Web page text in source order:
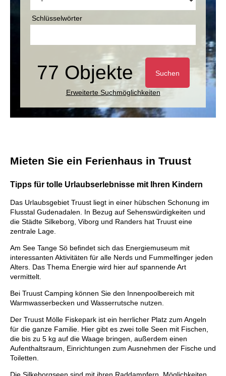
Schlüsselwörter
77 Objekte Suchen
Erweiterte Suchmöglichkeiten
Mieten Sie ein Ferienhaus in Truust
Tipps für tolle Urlaubserlebnisse mit Ihren Kindern
Das Urlaubsgebiet Truust liegt in einer hübschen Schonung im
Flusstal Gudenadalen. In Bezug auf Sehenswürdigkeiten und
die Städte Silkeborg, Viborg und Randers hat Truust eine
zentrale Lage.
Am See Tange Sö befindet sich das Energiemuseum mit
interessanten Aktivitäten für alle Nerds und Fummelfinger jeden
Alters. Das Thema Energie wird hier auf spannende Art
vermittelt.
Bei Truust Camping können Sie den Innenpoolbereich mit
Warmwasserbecken und Wasserrutsche nutzen.
Der Truust Mölle Fiskepark ist ein herrlicher Platz zum Angeln
für die ganze Familie. Hier gibt es zwei tolle Seen mit Fischen,
die bis zu 5 kg auf die Waage bringen, außerdem einen
Aufenthaltsraum, Einrichtungen zum Ausnehmen der Fische und
Toiletten.